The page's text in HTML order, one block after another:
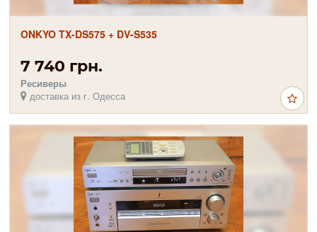
ONKYO TX-DS575 + DV-S535
7 740 грн.
Ресиверы
доставка из г. Одесса